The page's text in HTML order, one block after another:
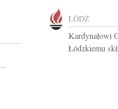
ŁÓDŹ
Kardynałowi
Łódzkiemu